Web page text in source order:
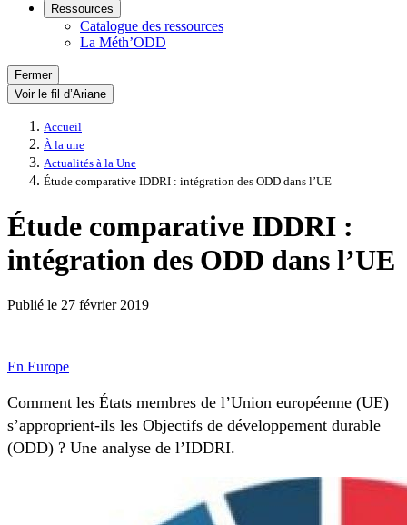
Ressources
Catalogue des ressources
La Méth’ODD
Fermer
Voir le fil d’Ariane
Accueil
À la une
Actualités à la Une
Étude comparative IDDRI : intégration des ODD dans l’UE
Étude comparative IDDRI :
intégration des ODD dans l’UE
Publié le 27 février 2019
En Europe
Comment les États membres de l’Union européenne (UE)
s’approprient-ils les Objectifs de développement durable
(ODD) ? Une analyse de l’IDDRI.